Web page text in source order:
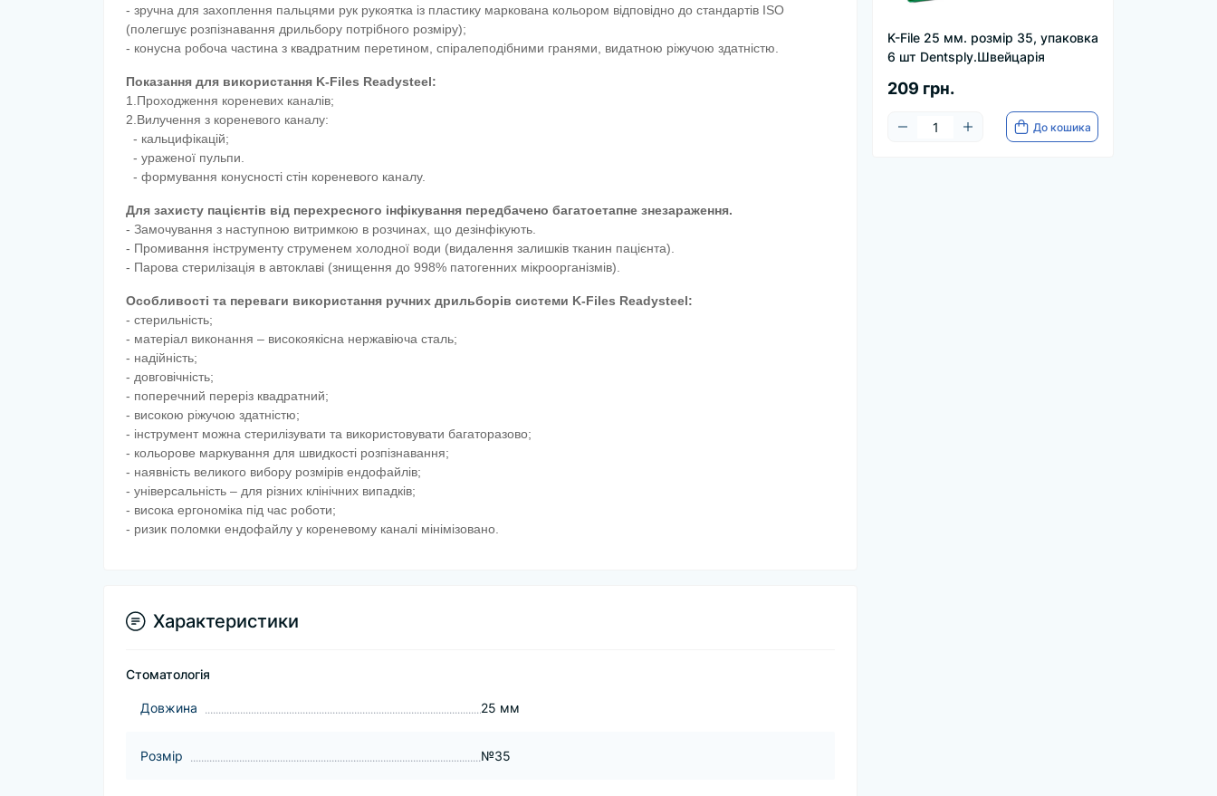
K-File 25 мм. розмір 35, упаковка
6 шт Dentsply.Швейцарія
209 грн.
До кошика
- зручна для захоплення пальцями рук рукоятка із пластику маркована кольором відповідно до стандартів ISO
(полегшує розпізнавання дрильбору потрібного розміру);
- конусна робоча частина з квадратним перетином, спіралеподібними гранями, видатною ріжучою здатністю.
Показання для використання K-Files Readysteel:
1.Проходження кореневих каналів;
2.Вилучення з кореневого каналу:
- кальцифікацій;
- ураженої пульпи.
- формування конусності стін кореневого каналу.
Для захисту пацієнтів від перехресного інфікування передбачено багатоетапне знезараження.
- Замочування з наступною витримкою в розчинах, що дезінфікують.
- Промивання інструменту струменем холодної води (видалення залишків тканин пацієнта).
- Парова стерилізація в автоклаві (знищення до 998% патогенних мікроорганізмів).
Особливості та переваги використання ручних дрильборів системи K-Files Readysteel:
- стерильність;
- матеріал виконання – високоякісна нержавіюча сталь;
- надійність;
- довговічність;
- поперечний переріз квадратний;
- високою ріжучою здатністю;
- інструмент можна стерилізувати та використовувати багаторазово;
- кольорове маркування для швидкості розпізнавання;
- наявність великого вибору розмірів ендофайлів;
- універсальність – для різних клінічних випадків;
- висока ергономіка під час роботи;
- ризик поломки ендофайлу у кореневому каналі мінімізовано.
Характеристики
Стоматологія
Довжина 25 мм
Розмір №35